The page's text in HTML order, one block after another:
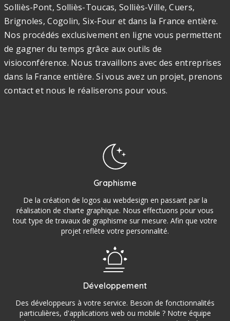
Solliès-Pont, Solliès-Toucas, Solliès-Ville, Cuers,
Brignoles, Cogolin, Six-Four et dans la France entière.
Nos procédés exclusivement en ligne vous permettent
de gagner du temps grâce aux outils de
visioconférence. Nous travaillons avec des entreprises
dans la France entière. Si vous avez un projet, prenons
contact et nous le réaliserons pour vous.
Graphisme
De la création de logos au webdesign en passant par la
réalisation de charte graphique. Nous effectuons pour vous
tout type de travaux de graphisme sur mesure. Afin que votre
projet reflète votre personnalité.
Développement
Des développeurs à votre service. Besoin de fonctionnalités
particulières, d'applications web ou mobile ? Notre équipe